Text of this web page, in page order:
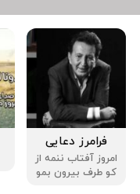
فرامرز دعایی
امروز آفتاب ننمه از
کو طرف بیرون بمو